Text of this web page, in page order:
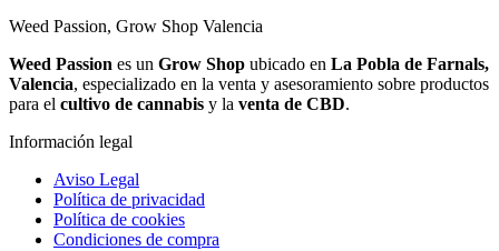
Weed Passion, Grow Shop Valencia
Weed Passion es un Grow Shop ubicado en La Pobla de Farnals,
Valencia, especializado en la venta y asesoramiento sobre productos
para el cultivo de cannabis y la venta de CBD.
Información legal
Aviso Legal
Política de privacidad
Política de cookies
Condiciones de compra